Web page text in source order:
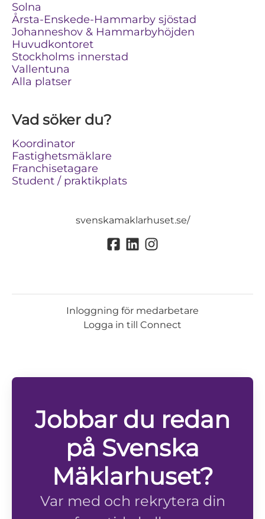
Solna
Årsta-Enskede-Hammarby sjöstad
Johanneshov & Hammarbyhöjden
Huvudkontoret
Stockholms innerstad
Vallentuna
Alla platser
Vad söker du?
Koordinator
Fastighetsmäklare
Franchisetagare
Student / praktikplats
svenskamaklarhuset.se/
Inloggning för medarbetare
Logga in till Connect
Jobbar du redan
på Svenska
Mäklarhuset?
Var med och rekrytera din